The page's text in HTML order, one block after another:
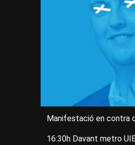
Manifestació en contra
16:30h Davant metro